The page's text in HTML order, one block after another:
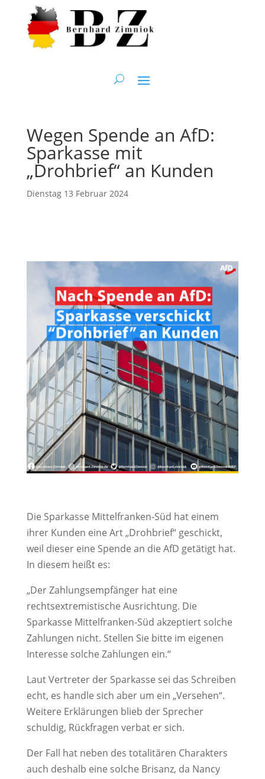
Wegen Spende an AfD:
Sparkasse mit
„Drohbrief“ an Kunden
Dienstag 13 Februar 2024
Die Sparkasse Mittelfranken-Süd hat einem
ihrer Kunden eine Art „Drohbrief“ geschickt,
weil dieser eine Spende an die AfD getätigt hat.
In diesem heißt es:
„Der Zahlungsempfänger hat eine
rechtsextremistische Ausrichtung. Die
Sparkasse Mittelfranken-Süd akzeptiert solche
Zahlungen nicht. Stellen Sie bitte im eigenen
Interesse solche Zahlungen ein.“
Laut Vertreter der Sparkasse sei das Schreiben
echt, es handle sich aber um ein „Versehen“.
Weitere Erklärungen blieb der Sprecher
schuldig, Rückfragen verbat er sich.
Der Fall hat neben des totalitären Charakters
auch deshalb eine solche Brisanz, da Nancy